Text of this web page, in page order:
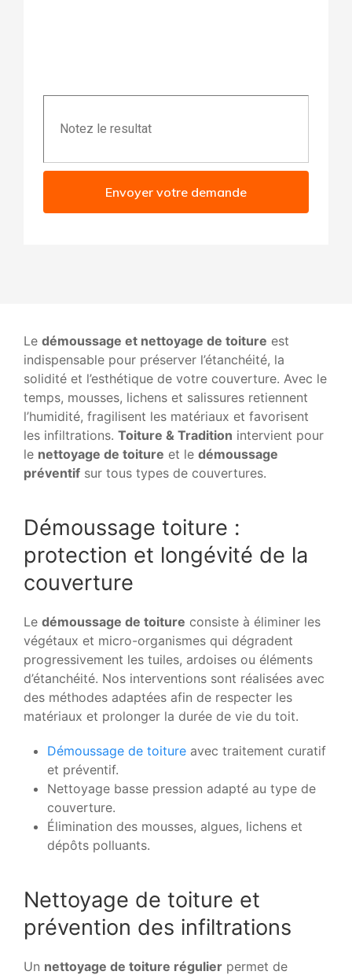
Envoyer votre demande
Le démoussage et nettoyage de toiture est
indispensable pour préserver l’étanchéité, la
solidité et l’esthétique de votre couverture. Avec le
temps, mousses, lichens et salissures retiennent
l’humidité, fragilisent les matériaux et favorisent
les infiltrations. Toiture & Tradition intervient pour
le nettoyage de toiture et le démoussage
préventif sur tous types de couvertures.
Démoussage toiture :
protection et longévité de la
couverture
Le démoussage de toiture consiste à éliminer les
végétaux et micro-organismes qui dégradent
progressivement les tuiles, ardoises ou éléments
d’étanchéité. Nos interventions sont réalisées avec
des méthodes adaptées afin de respecter les
matériaux et prolonger la durée de vie du toit.
Démoussage de toiture avec traitement curatif
et préventif.
Nettoyage basse pression adapté au type de
couverture.
Élimination des mousses, algues, lichens et
dépôts polluants.
Nettoyage de toiture et
prévention des infiltrations
Un nettoyage de toiture régulier permet de